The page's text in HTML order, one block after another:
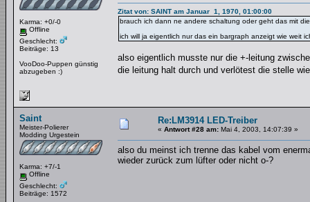
Karma: +0/-0
Offline
Geschlecht:
Beiträge: 13
VooDoo-Puppen günstig
abzugeben :)
Zitat von: SAINT am Januar 1, 1970, 01:00:00
brauch ich dann ne andere schaltung oder geht das mit
ich will ja eigentlich nur das ein bargraph anzeigt wie weit
also eigentlich musste nur die +-leitung
die leitung halt durch und verlötest die stelle
Saint
Meister-Polierer
Modding Urgestein
Karma: +7/-1
Offline
Geschlecht:
Beiträge: 1572
Re:LM3914 LED-Treiber
« Antwort #28 am: Mai 4, 2003, 14:07:39 »
also du meinst ich trenne das kabel vom
wieder zurück zum lüfter oder nicht o-?